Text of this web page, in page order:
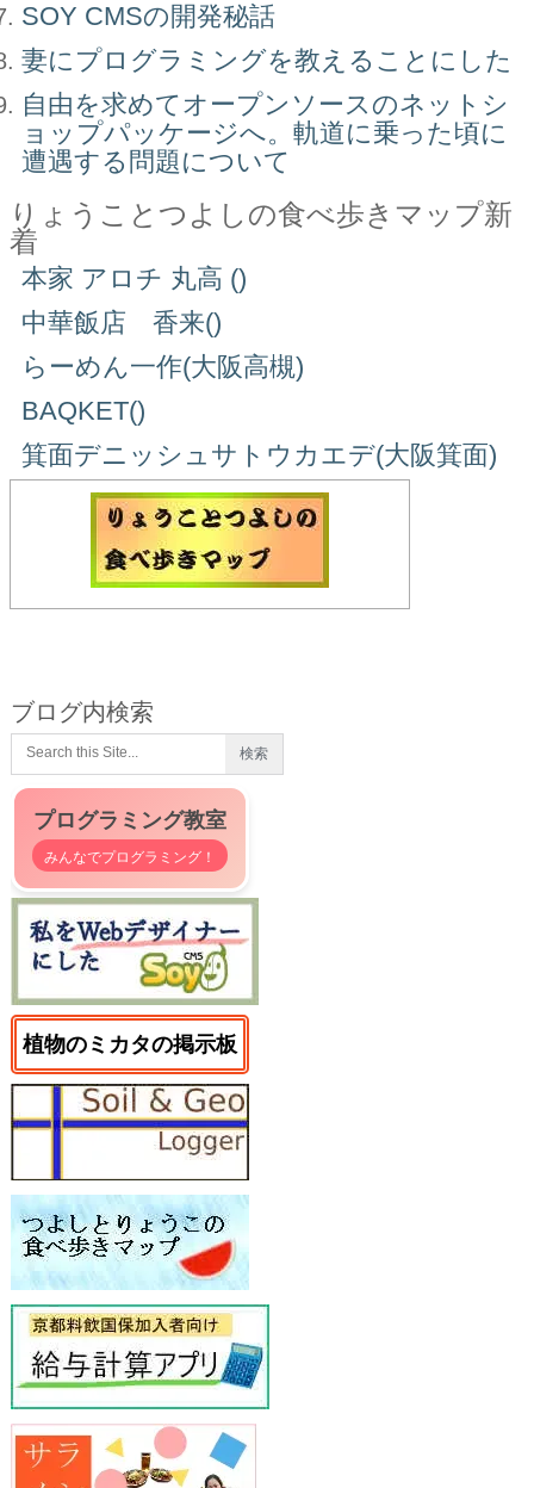
SOY CMSの開発秘話
妻にプログラミングを教えることにした
自由を求めてオープンソースのネットシ
ョップパッケージへ。軌道に乗った頃に
遭遇する問題について
りょうことつよしの食べ歩きマップ新
着
本家 アロチ 丸高 ()
中華飯店 香来()
らーめん一作(大阪高槻)
BAQKET()
箕面デニッシュサトウカエデ(大阪箕面)
ブログ内検索
プログラミング教室
みんなでプログラミング！
植物のミカタの掲示板